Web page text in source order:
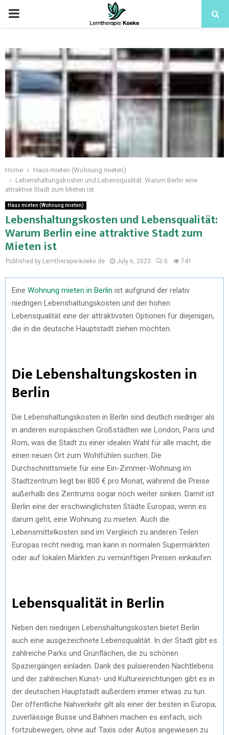
Home
Haus mieten (Wohnung mieten)
Lebenshaltungskosten und Lebensqualität: Warum Berlin eine
attraktive Stadt zum Mieten ist
Haus mieten (Wohnung mieten)
Lebenshaltungskosten und Lebensqualität:
Warum Berlin eine attraktive Stadt zum
Mieten ist
Published by Lerntherapie-koeke.de July 6, 2023 0 741
Eine Wohnung mieten in Berlin ist aufgrund der relativ
niedrigen Lebenshaltungskosten und der hohen
Lebensqualität eine der attraktivsten Optionen für diejenigen,
die in die deutsche Hauptstadt ziehen möchten.
Die Lebenshaltungskosten in
Berlin
Die Lebenshaltungskosten in Berlin sind deutlich niedriger als
in anderen europäischen Großstädten wie London, Paris und
Rom, was die Stadt zu einer idealen Wahl für alle macht, die
einen neuen Ort zum Wohlfühlen suchen. Die
Durchschnittsmiete für eine Ein-Zimmer-Wohnung im
Stadtzentrum liegt bei 800 € pro Monat, während die Preise
außerhalb des Zentrums sogar noch weiter sinken. Damit ist
Berlin eine der erschwinglichsten Städte Europas, wenn es
darum geht, eine Wohnung zu mieten. Auch die
Lebensmittelkosten sind im Vergleich zu anderen Teilen
Europas recht niedrig; man kann in normalen Supermärkten
oder auf lokalen Märkten zu vernünftigen Preisen einkaufen.
Lebensqualität in Berlin
Neben den niedrigen Lebenshaltungskosten bietet Berlin
auch eine ausgezeichnete Lebensqualität. In der Stadt gibt es
zahlreiche Parks und Grünflächen, die zu schönen
Spaziergängen einladen. Dank des pulsierenden Nachtlebens
und der zahlreichen Kunst- und Kultureinrichtungen gibt es in
der deutschen Hauptstadt außerdem immer etwas zu tun.
Der öffentliche Nahverkehr gilt als einer der besten in Europa;
zuverlässige Busse und Bahnen machen es einfach, sich
fortzubewegen, ohne auf Taxis oder Autos angewiesen zu